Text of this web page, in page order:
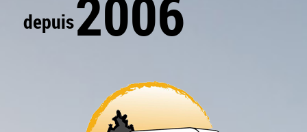
depuis